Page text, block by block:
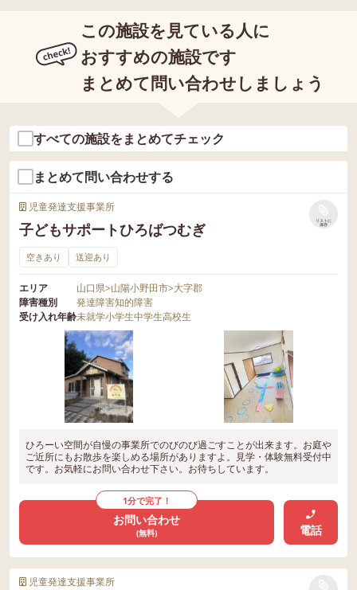
この施設を見ている人に
おすすめの施設です
まとめて問い合わせしましょう
すべての施設をまとめてチェック
まとめて問い合わせする
児童発達支援事業所
子どもサポートひろばつむぎ
リストに
保存
空きあり 送迎あり
エリア 山口県>山陽小野田市>大字郡
障害種別
発達障害知的障害
受け入れ年齢未就学小学生中学生高校生
ひろーい空間が自慢の事業所でのびのび過ごすことが出来ます。お庭や
ご近所にもお散歩を楽しめる場所がありますよ。見学・体験無料受付中
です。お気軽にお問い合わせ下さい。お待ちしています。
1分で完了！
お問い合わせ
(無料) 電話
児童発達支援事業所